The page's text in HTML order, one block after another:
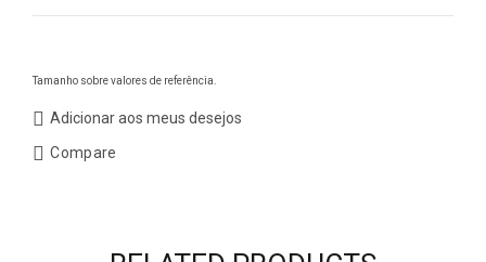
Tamanho sobre valores de referência.
Adicionar aos meus desejos
Compare